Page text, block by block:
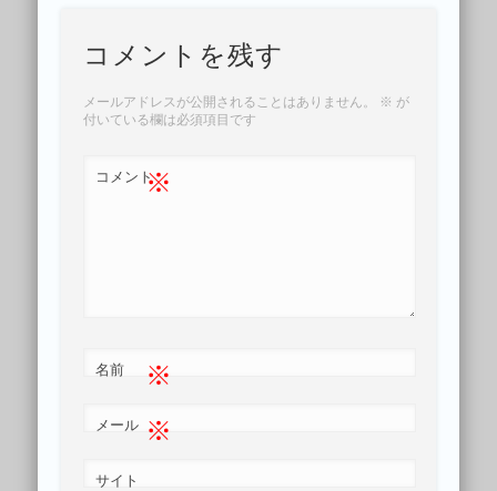
コメントを残す
メールアドレスが公開されることはありません。 ※ が
付いている欄は必須項目です
コメント※
名前 ※
メール ※
サイト